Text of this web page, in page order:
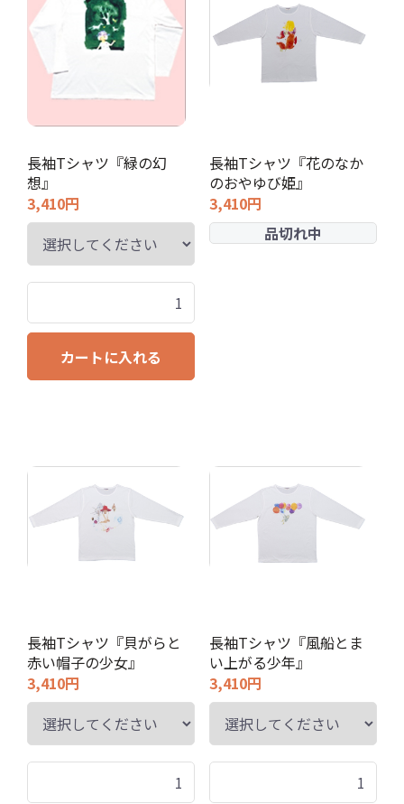
長袖Tシャツ『緑の幻
想』
3,410円
カートに入れる
長袖Tシャツ『花のなか
のおやゆび姫』
3,410円
品切れ中
長袖Tシャツ『貝がらと
赤い帽子の少女』
3,410円
長袖Tシャツ『風船とま
い上がる少年』
3,410円